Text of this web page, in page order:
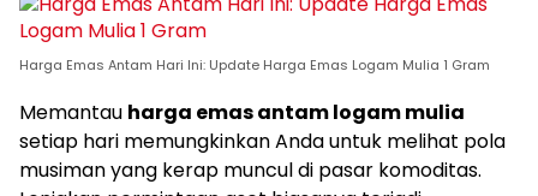
Harga Emas Antam Hari Ini: Update Harga Emas Logam Mulia 1 Gram
Memantau harga emas antam logam mulia
setiap hari memungkinkan Anda untuk melihat pola
musiman yang kerap muncul di pasar komoditas.